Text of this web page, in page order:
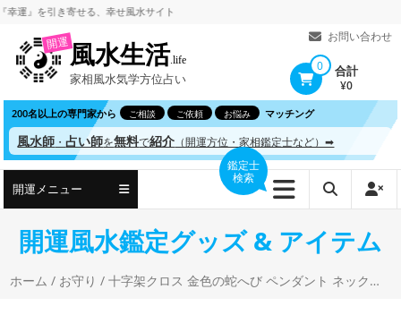
コ
ツ
へ
ス
ッ
を引き寄せる、幸せ風水サイト
お問い合わせ
開運風水生活.life
家相風水気学方位占い
0 合計
¥0
200名以上の専門家から ご相談 ご依頼 お悩み マッチング
風水師 ・占い師を無料で紹介 （開運方位・家相鑑定士など）➡
開運メニュー
鑑定士
検索
開運風水鑑定グッズ & アイテム
ホーム / お守り / 十字架クロス 金色の蛇へび ペンダント ネックレス 2025年巳年 開運アクセサリー 金運 ゴールド